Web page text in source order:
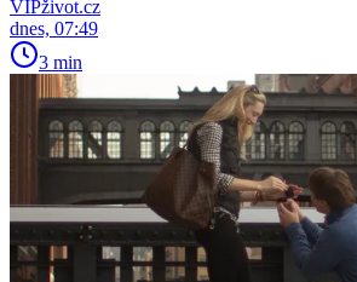
VIPživot.cz
dnes, 07:49
3 min